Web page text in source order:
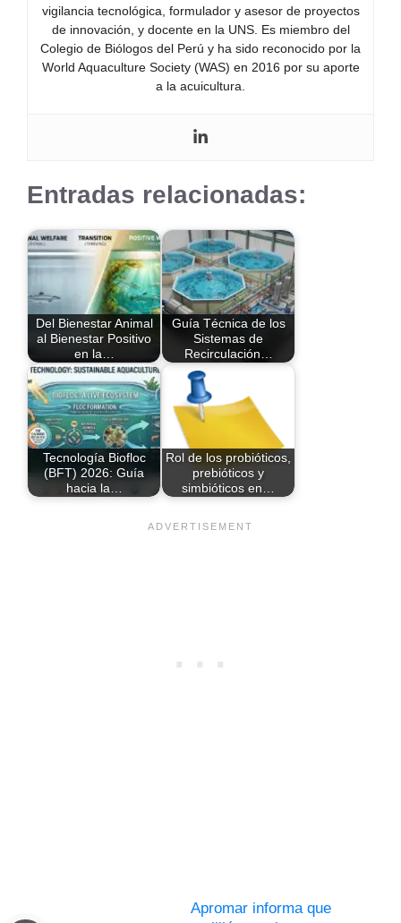
vigilancia tecnológica, formulador y asesor de proyectos
de innovación, y docente en la UNS. Es miembro del
Colegio de Biólogos del Perú y ha sido reconocido por la
World Aquaculture Society (WAS) en 2016 por su aporte
a la acuicultura.
Entradas relacionadas:
Del Bienestar Animal
al Bienestar Positivo
en la…
Guía Técnica de los
Sistemas de
Recirculación…
Tecnología Biofloc
(BFT) 2026: Guía
hacia la…
Rol de los probióticos,
prebióticos y
simbióticos en…
Apromar informa que